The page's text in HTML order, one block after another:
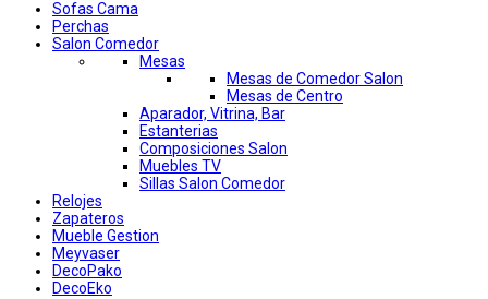
Sofas Cama
Perchas
Salon Comedor
Mesas
Mesas de Comedor Salon
Mesas de Centro
Aparador, Vitrina, Bar
Estanterias
Composiciones Salon
Muebles TV
Sillas Salon Comedor
Relojes
Zapateros
Mueble Gestion
Meyvaser
DecoPako
DecoEko